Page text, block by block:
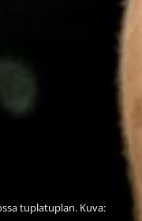
tuplatuplan. Kuva: